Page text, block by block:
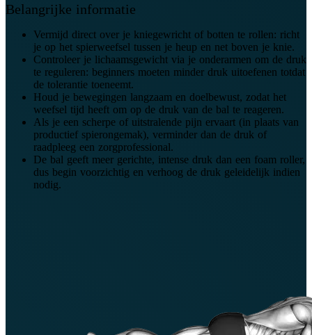
Belangrijke informatie
Vermijd direct over je kniegewricht of botten te rollen: richt
je op het spierweefsel tussen je heup en net boven je knie.
Controleer je lichaamsgewicht via je onderarmen om de druk
te reguleren: beginners moeten minder druk uitoefenen totdat
de tolerantie toeneemt.
Houd je bewegingen langzaam en doelbewust, zodat het
weefsel tijd heeft om op de druk van de bal te reageren.
Als je een scherpe of uitstralende pijn ervaart (in plaats van
productief spierongemak), verminder dan de druk of
raadpleeg een zorgprofessional.
De bal geeft meer gerichte, intense druk dan een foam roller,
dus begin voorzichtig en verhoog de druk geleidelijk indien
nodig.